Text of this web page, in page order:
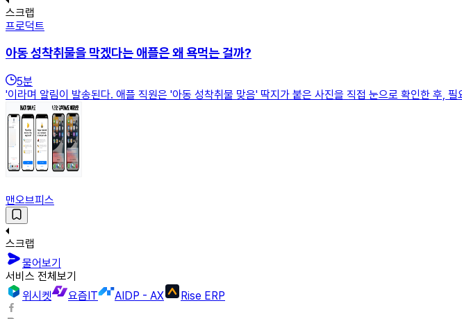
스크랩
프로덕트
아동 성착취물을 막겠다는 애플은 왜 욕먹는 걸까?
5분
'이라며 알림이 발송된다. 애플 직원은 '아동 성착취물 맞음' 딱지가 붙은 사진을 직접 눈으로 확인한
맨오브피스
스크랩
물어보기
서비스 전체보기
위시켓
요즘IT AIDP - AX Rise ERP